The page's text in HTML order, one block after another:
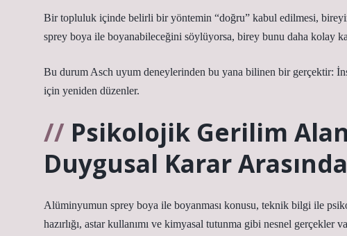
Bir topluluk içinde belirli bir yöntemin “doğru” kabul edilmesi,
sprey boya ile boyanabileceğini söylüyorsa, birey bunu daha kolay
Bu durum Asch uyum deneylerinden bu yana bilinen bir gerçektir:
için yeniden düzenler.
Psikolojik Gerilim
Duygusal Karar Arasında
Alüminyumun sprey boya ile boyanması konusu, teknik bilgi ile
hazırlığı, astar kullanımı ve kimyasal tutunma gibi nesnel gerçekler